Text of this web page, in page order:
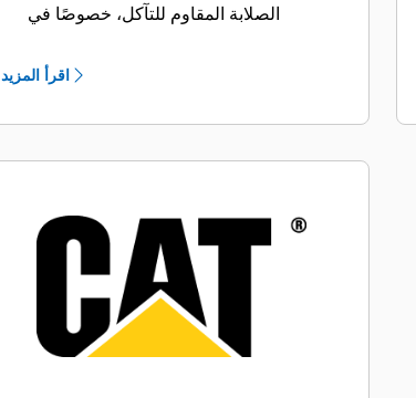
الصلابة المقاوم للتآكل، خصوصًا في
يمكنك حماية أهم المناطق التي تتعرض
للتآكل المفرط في الجرافة باستخدام أدوات
التعشيق الأرضية (GET) من Cat . ‏‫تحافظ
يمكنك خفض تكاليف الصيانة باختيار أدوات
التعشيق الأرضية (GET) المناسبة لجرافتك
وتطبيقاتك.
تتوفر خيارات متنوعة من أطراف الجرافات
بما يتناسب مع تطبيقاتك.‬ سواء كنت بحاجة
إلى تنظيف الأرض وتسويتها أو الحفر في
اقرأ المزيد